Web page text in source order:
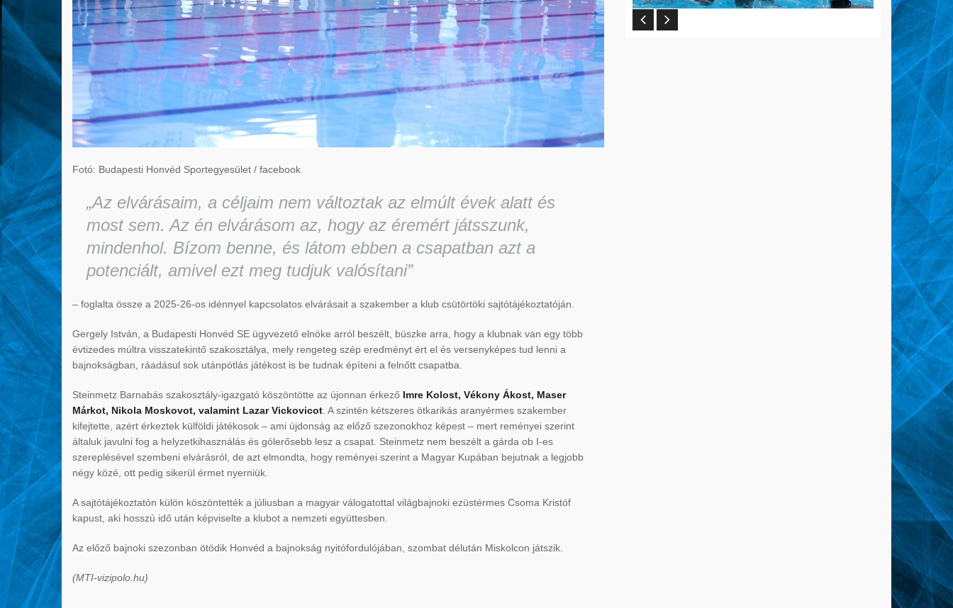
Fotó: Budapesti Honvéd Sportegyesület / facebook
„Az elvárásaim, a céljaim nem változtak az elmúlt évek alatt és
most sem. Az én elvárásom az, hogy az éremért játsszunk,
mindenhol. Bízom benne, és látom ebben a csapatban azt a
potenciált, amivel ezt meg tudjuk valósítani”
– foglalta össze a 2025-26-os idénnyel kapcsolatos elvárásait a szakember a klub csütörtöki sajtótájékoztatóján.
Gergely István, a Budapesti Honvéd SE ügyvezető elnöke arról beszélt, büszke arra, hogy a klubnak van egy több
évtizedes múltra visszatekintő szakosztálya, mely rengeteg szép eredményt ért el és versenyképes tud lenni a
bajnokságban, ráadásul sok utánpótlás játékost is be tudnak építeni a felnőtt csapatba.
Steinmetz Barnabás szakosztály-igazgató köszöntötte az újonnan érkező Imre Kolost, Vékony Ákost, Maser
Márkot, Nikola Moskovot, valamint Lazar Vickovicot. A szintén kétszeres ötkarikás aranyérmes szakember
kifejtette, azért érkeztek külföldi játékosok – ami újdonság az előző szezonokhoz képest – mert reményei szerint
általuk javulni fog a helyzetkihasználás és gólerősebb lesz a csapat. Steinmetz nem beszélt a gárda ob I-es
szereplésével szembeni elvárásról, de azt elmondta, hogy reményei szerint a Magyar Kupában bejutnak a legjobb
négy közé, ott pedig sikerül érmet nyerniük.
A sajtótájékoztatón külön köszöntették a júliusban a magyar válogatottal világbajnoki ezüstérmes Csoma Kristóf
kapust, aki hosszú idő után képviselte a klubot a nemzeti együttesben.
Az előző bajnoki szezonban ötödik Honvéd a bajnokság nyitófordulójában, szombat délután Miskolcon játszik.
(MTI-vizipolo.hu)